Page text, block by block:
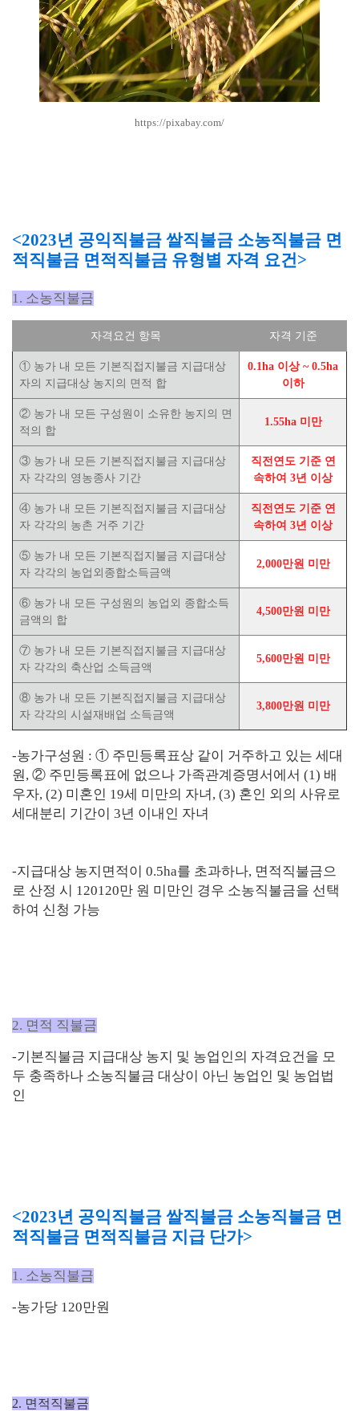
https://pixabay.com/
<2023년 공익직불금 쌀직불금 소농직불금 면
적직불금 면적직불금 유형별 자격 요건>
1. 소농직불금
자격요건 항목 자격 기준
① 농가 내 모든 기본직접지불금 지급대상
자의 지급대상 농지의 면적 합
0.1ha 이상 ~ 0.5ha
이하
② 농가 내 모든 구성원이 소유한 농지의 면
적의 합
1.55ha 미만
③ 농가 내 모든 기본직접지불금 지급대상
자 각각의 영농종사 기간
직전연도 기준 연
속하여 3년 이상
④ 농가 내 모든 기본직접지불금 지급대상
자 각각의 농촌 거주 기간
직전연도 기준 연
속하여 3년 이상
⑤ 농가 내 모든 기본직접지불금 지급대상
자 각각의 농업외종합소득금액
2,000만원 미만
⑥ 농가 내 모든 구성원의 농업외 종합소득
금액의 합
4,500만원 미만
⑦ 농가 내 모든 기본직접지불금 지급대상
자 각각의 축산업 소득금액
5,600만원 미만
⑧ 농가 내 모든 기본직접지불금 지급대상
자 각각의 시설재배업 소득금액
3,800만원 미만
-농가구성원 : ① 주민등록표상 같이 거주하고 있는 세대
원 , ② 주민등록표에 없으나 가족관계증명서에서 (1) 배
우자, (2) 미혼인 19세 미만의 자녀 , (3) 혼인 외의 사유로
세대분리 기간이 3년 이내인 자녀
-지급대상 농지면적이 0.5ha를 초과하나, 면적직불금으
로 산정 시 120120만 원 미만인 경우 소농직불금을 선택
하여 신청 가능
2. 면적 직불금
-기본직불금 지급대상 농지 및 농업인의 자격요건을 모
두 충족하나 소농직불금 대상이 아닌 농업인 및 농업법
인
<2023년 공익직불금 쌀직불금 소농직불금 면
적직불금 면적직불금 지급 단가>
1. 소농직불금
-농가당 120만원
2. 면적직불금